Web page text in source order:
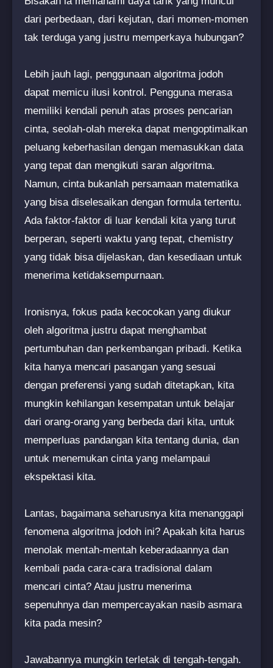
dari perbedaan, dari kejutan, dari momen-momen
tak terduga yang justru memperkaya hubungan?
Lebih jauh lagi, penggunaan algoritma jodoh
dapat memicu ilusi kontrol. Pengguna merasa
memiliki kendali penuh atas proses pencarian
cinta, seolah-olah mereka dapat mengoptimalkan
peluang keberhasilan dengan memasukkan data
yang tepat dan mengikuti saran algoritma.
Namun, cinta bukanlah persamaan matematika
yang bisa diselesaikan dengan formula tertentu.
Ada faktor-faktor di luar kendali kita yang turut
berperan, seperti waktu yang tepat, chemistry
yang tidak bisa dijelaskan, dan kesediaan untuk
menerima ketidaksempurnaan.
Ironisnya, fokus pada kecocokan yang diukur
oleh algoritma justru dapat menghambat
pertumbuhan dan perkembangan pribadi. Ketika
kita hanya mencari pasangan yang sesuai
dengan preferensi yang sudah ditetapkan, kita
mungkin kehilangan kesempatan untuk belajar
dari orang-orang yang berbeda dari kita, untuk
memperluas pandangan kita tentang dunia, dan
untuk menemukan cinta yang melampaui
ekspektasi kita.
Lantas, bagaimana seharusnya kita menanggapi
fenomena algoritma jodoh ini? Apakah kita harus
menolak mentah-mentah keberadaannya dan
kembali pada cara-cara tradisional dalam
mencari cinta? Atau justru menerima
sepenuhnya dan mempercayakan nasib asmara
kita pada mesin?
Jawabannya mungkin terletak di tengah-tengah.